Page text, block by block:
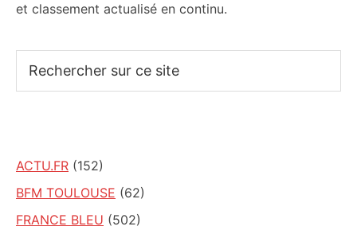
et classement actualisé en continu.
sur
ACTU.FR (152)
BFM TOULOUSE (62)
FRANCE BLEU (502)